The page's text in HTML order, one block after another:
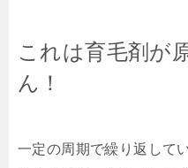
これは育毛剤が
ん！
一定の周期で繰り返して